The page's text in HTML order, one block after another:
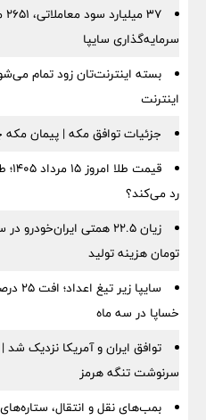
سرمایه‌گذاری سایپا
بسته اینترنت‌تان زود تمام
اینترنت
جزئیات توافق مکه | پیمان مکه
رد می‌کند؟
تومان هزینه تولید
خساپا در سه ماه
توافق ایران و آمریکا نزدیک
سرنوشت تنگه هرمز
بمب‌های نقل و انتقال،